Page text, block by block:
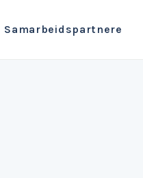
Samarbeidspartnere